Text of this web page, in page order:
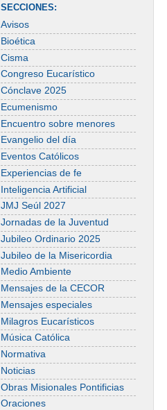
SECCIONES:
Avisos
Bioética
Cisma
Congreso Eucarístico
Cónclave 2025
Ecumenismo
Encuentro sobre menores
Evangelio del día
Eventos Católicos
Experiencias de fe
Inteligencia Artificial
JMJ Seúl 2027
Jornadas de la Juventud
Jubileo Ordinario 2025
Jubileo de la Misericordia
Medio Ambiente
Mensajes de la CECOR
Mensajes especiales
Milagros Eucarísticos
Música Católica
Normativa
Noticias
Obras Misionales Pontificias
Oraciones